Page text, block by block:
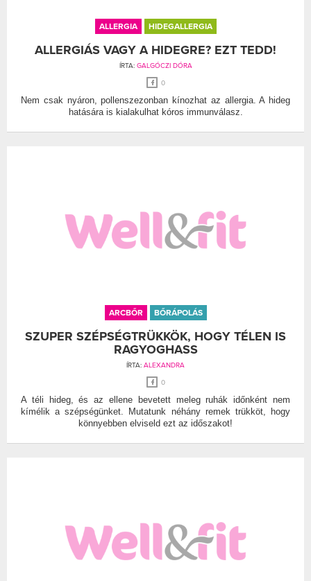
ALLERGIA HIDEGALLERGIA
ALLERGIÁS VAGY A HIDEGRE? EZT TEDD!
ÍRTA: GALGÓCZI DÓRA
0
Nem csak nyáron, pollenszezonban kínozhat az allergia. A hideg
hatására is kialakulhat kóros immunválasz.
ARCBŐR BŐRÁPOLÁS
SZUPER SZÉPSÉGTRÜKKÖK, HOGY TÉLEN IS
RAGYOGHASS
ÍRTA: ALEXANDRA
0
A téli hideg, és az ellene bevetett meleg ruhák időnként nem
kímélik a szépségünket. Mutatunk néhány remek trükköt, hogy
könnyebben elviseld ezt az időszakot!